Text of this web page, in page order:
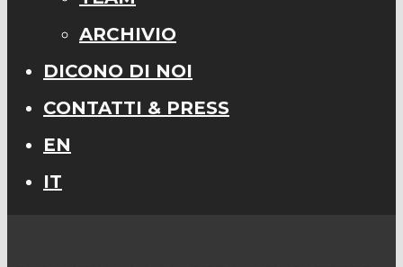
ARCHIVIO
DICONO DI NOI
CONTATTI & PRESS
EN
IT